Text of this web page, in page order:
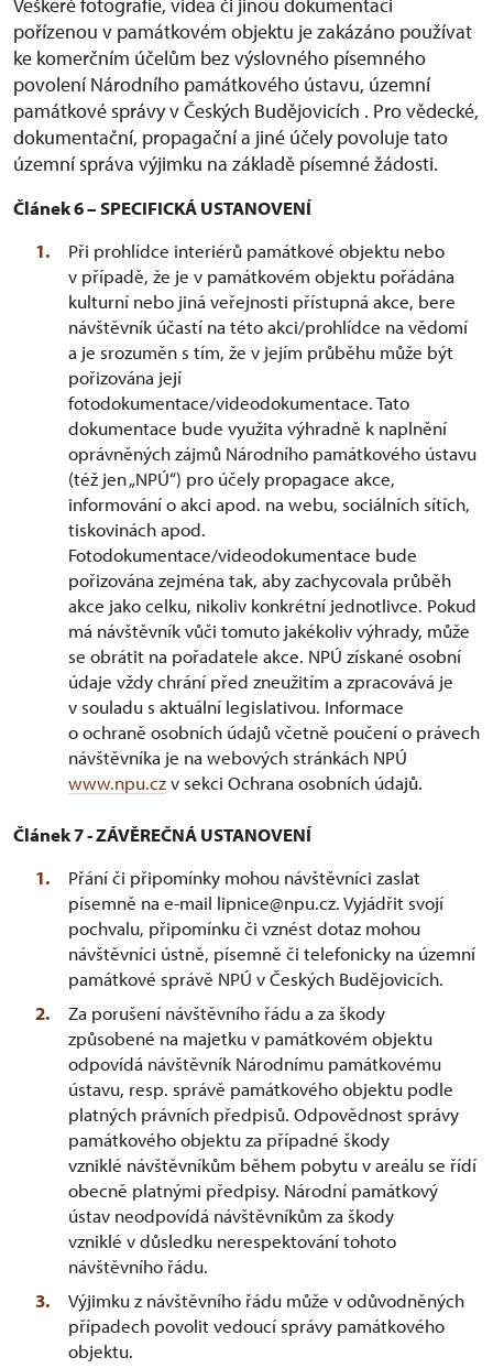
pořízenou v památkovém objektu je zakázáno používat
ke komerčním účelům bez výslovného písemného
povolení Národního památkového ústavu, územní
památkové správy v Českých Budějovicích . Pro vědecké,
dokumentační, propagační a jiné účely povoluje tato
územní správa výjimku na základě písemné žádosti.
Článek 6 – SPECIFICKÁ USTANOVENÍ
Při prohlídce interiérů památkové objektu nebo
v případě, že je v památkovém objektu pořádána
kulturní nebo jiná veřejnosti přístupná akce, bere
návštěvník účastí na této akci/prohlídce na vědomí
a je srozuměn s tím, že v jejím průběhu může být
pořizována její
fotodokumentace/videodokumentace. Tato
dokumentace bude využita výhradně k naplnění
oprávněných zájmů Národního památkového ústavu
(též jen „NPÚ“) pro účely propagace akce,
informování o akci apod. na webu, sociálních sítích,
tiskovinách apod.
Fotodokumentace/videodokumentace bude
pořizována zejména tak, aby zachycovala průběh
akce jako celku, nikoliv konkrétní jednotlivce. Pokud
má návštěvník vůči tomuto jakékoliv výhrady, může
se obrátit na pořadatele akce. NPÚ získané osobní
údaje vždy chrání před zneužitím a zpracovává je
v souladu s aktuální legislativou. Informace
o ochraně osobních údajů včetně poučení o právech
návštěvníka je na webových stránkách NPÚ
www.npu.czv sekci Ochrana osobních údajů.
Článek 7 - ZÁVĚREČNÁ USTANOVENÍ
Přání či připomínky mohou návštěvníci zaslat
písemně na e-mail lipnice@npu.cz. Vyjádřit svojí
pochvalu, připomínku či vznést dotaz mohou
návštěvníci ústně, písemně či telefonicky na územní
památkové správě NPÚ v Českých Budějovicích.
Za porušení návštěvního řádu a za škody
způsobené na majetku v památkovém objektu
odpovídá návštěvník Národnímu památkovému
ústavu, resp. správě památkového objektu podle
platných právních předpisů. Odpovědnost správy
památkového objektu za případné škody
vzniklé návštěvníkům během pobytu v areálu se řídí
obecně platnými předpisy. Národní památkový
ústav neodpovídá návštěvníkům za škody
vzniklé v důsledku nerespektování tohoto
návštěvního řádu.
Výjimku z návštěvního řádu může v odůvodněných
případech povolit vedoucí správy památkového
objektu.